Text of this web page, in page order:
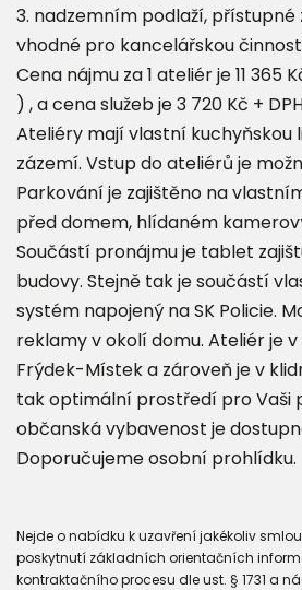
3. nadzemním podlaží, přístupné
vhodné pro kancelářskou
Cena nájmu za 1 ateliér je 1​1​ ​3​6​5​
)​ , a cena služeb je 3 720 Kč +
Ateliéry mají vlastní kuchyňskou
zázemí. Vstup do ateliérů je
Parkování je zajištěno na
před domem, hlídaném
Součástí pronájmu je tablet
budovy. Stejně tak je součástí
systém napojený na SK Policie.
reklamy v okolí domu. Ateliér je
Frýdek-Místek a zároveň je v
tak optimální prostředí pro Vaši
občanská vybavenost je
Doporučujeme osobní prohlídku.
Nejde o nabídku k uzavření jakékoliv
poskytnutí základních orientačních
kontraktačního procesu dle ust. § 1731 a